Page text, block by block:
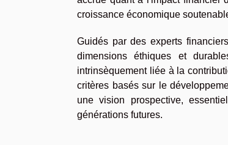
croissance économique
Guidés par des experts
dimensions éthiques et
intrinsèquement liée à la
critères basés sur le
une vision prospective,
générations futures.